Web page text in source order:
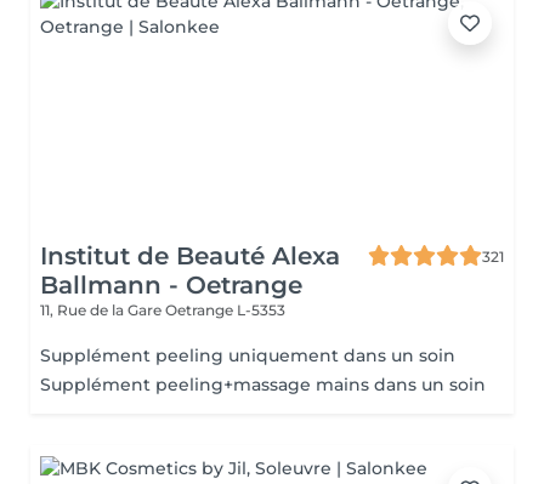
Institut de Beauté Alexa
Ballmann - Oetrange
321
11, Rue de la Gare Oetrange L-5353
Supplément peeling uniquement dans un soin
Supplément peeling+massage mains dans un soin